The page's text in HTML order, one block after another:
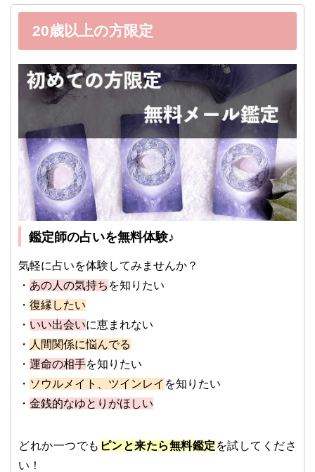
20歳以上の方限定
鑑定師の占いを無料体験♪
気軽に占いを体験してみませんか？
・ あの人の気持ち を知りたい
・ 復縁したい
・ いい出会いに恵まれない
・ 人間関係に悩んでる
・ 運命の相手を知りたい
・ ソウルメイト、ツインレイ を知りたい
・ 金銭的なゆとりがほしい
どれか一つでも ピンと来たら無料鑑定 を試してくださ
い！